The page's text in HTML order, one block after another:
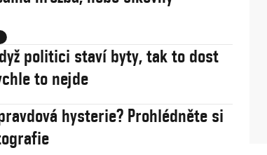
politici staví byty, tak to dost
to nejde
hysterie? Prohlédněte si